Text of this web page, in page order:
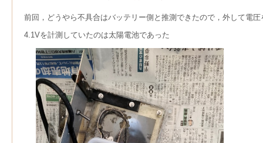
前回，どうやら不具合はバッテリー側と推測できたので，外して電圧
4.1Vを計測していたのは太陽電池であった